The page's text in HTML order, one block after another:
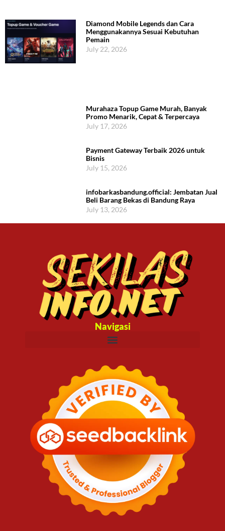
Diamond Mobile Legends dan Cara
Menggunakannya Sesuai Kebutuhan
Pemain
July 22, 2026
Murahaza Topup Game Murah, Banyak
Promo Menarik, Cepat & Terpercaya
July 17, 2026
Payment Gateway Terbaik 2026 untuk
Bisnis
July 15, 2026
infobarkasbandung.official: Jembatan Jual
Beli Barang Bekas di Bandung Raya
July 13, 2026
Navigasi